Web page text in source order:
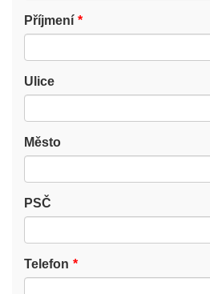
Příjmení
Ulice
Město
PSČ
Telefon